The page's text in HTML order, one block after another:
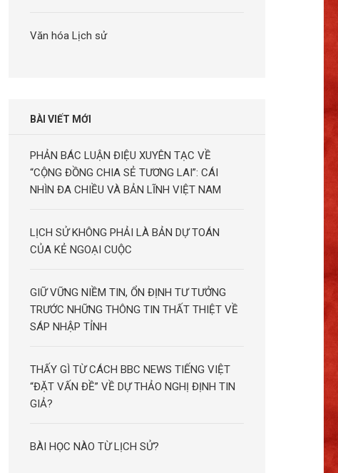
Văn hóa Lịch sử
BÀI VIẾT MỚI
PHẢN BÁC LUẬN ĐIỆU XUYÊN TẠC VỀ
“CỘNG ĐỒNG CHIA SẺ TƯƠNG LAI”: CÁI
NHÌN ĐA CHIỀU VÀ BẢN LĨNH VIỆT NAM
LỊCH SỬ KHÔNG PHẢI LÀ BẢN DỰ TOÁN
CỦA KẺ NGOẠI CUỘC
GIỮ VỮNG NIỀM TIN, ỔN ĐỊNH TƯ TƯỞNG
TRƯỚC NHỮNG THÔNG TIN THẤT THIỆT VỀ
SÁP NHẬP TỈNH
THẤY GÌ TỪ CÁCH BBC NEWS TIẾNG VIỆT
“ĐẶT VẤN ĐỀ” VỀ DỰ THẢO NGHỊ ĐỊNH TIN
GIẢ?
BÀI HỌC NÀO TỪ LỊCH SỬ?